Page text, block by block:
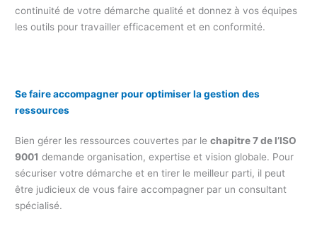
continuité de votre démarche qualité et donnez à vos équipes
les outils pour travailler efficacement et en conformité.
Se faire accompagner pour optimiser la gestion des
ressources
Bien gérer les ressources couvertes par lechapitre 7 de l’ISO
9001 demande organisation, expertise et vision globale. Pour
sécuriser votre démarche et en tirer le meilleur parti, il peut
être judicieux de vous faire accompagner par un consultant
spécialisé.